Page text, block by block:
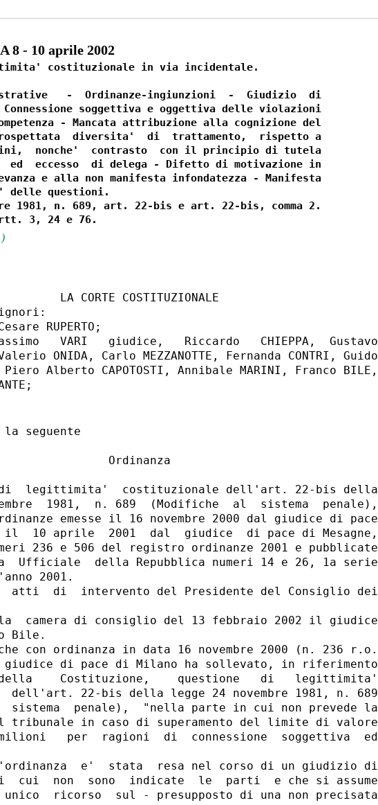
8 - 10 aprile 2002
costituzionale in via incidentale.
-  Ordinanze-ingiunzioni  -  Giudizio  di
soggettiva e oggettiva delle violazioni
- Mancata attribuzione alla cognizione del
diversita'  di  trattamento,  rispetto a
nonche'  contrasto  con il principio di tutela
ed  eccesso  di delega - Difetto di motivazione in
e alla non manifesta infondatezza - Manifesta
delle questioni.
1981, n. 689, art. 22-bis e art. 22-bis, comma 2.
LA CORTE COSTITUZIONALE
RUPERTO;
VARI   giudice,   Riccardo   CHIEPPA,  Gustavo
Valerio ONIDA, Carlo MEZZANOTTE, Fernanda CONTRI, Guido
Piero Alberto CAPOTOSTI, Annibale MARINI, Franco BILE,
la seguente
Ordinanza
legittimita'  costituzionale dell'art. 22-bis della
1981,  n. 689  (Modifiche  al  sistema  penale),
emesse il 16 novembre 2000 dal giudice di pace
10 aprile  2001  dal  giudice  di pace di Mesagne,
236 e 506 del registro ordinanze 2001 e pubblicate
Ufficiale  della Repubblica numeri 14 e 26, 1a serie
2001.
atti  di  intervento del Presidente del Consiglio dei
camera di consiglio del 13 febbraio 2002 il giudice
Bile.
con ordinanza in data 16 novembre 2000 (n. 236 r.o.
di pace di Milano ha sollevato, in riferimento
Costituzione,    questione   di   legittimita'
dell'art. 22-bis della legge 24 novembre 1981, n. 689
sistema  penale),  "nella parte in cui non prevede la
tribunale in caso di superamento del limite di valore
per  ragioni  di  connessione  soggettiva  ed
e'  stata  resa nel corso di un giudizio di
cui  non  sono  indicate  le  parti  e che si assume
unico  ricorso  sul - presupposto di una non precisata